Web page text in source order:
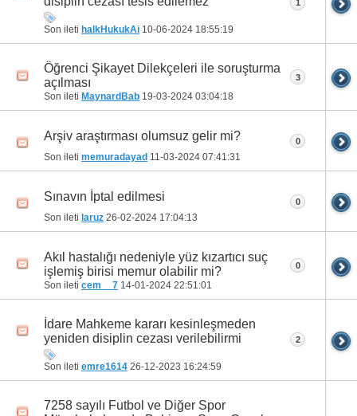
Son ileti halkHukukAi 10-06-2024 18:55:19
1
Öğrenci Şikayet Dilekçeleri ile soruşturma
açılması
Son ileti MaynardBab 19-03-2024 03:04:18
3
Arşiv araştırması olumsuz gelir mi?
Son ileti memuradayad 11-03-2024 07:41:31
0
Sınavın İptal edilmesi
Son ileti laruz 26-02-2024 17:04:13
0
Akıl hastalığı nedeniyle yüz kızartıcı suç
işlemiş birisi memur olabilir mi?
Son ileti cem__7 14-01-2024 22:51:01
0
İdare Mahkeme kararı kesinleşmeden
yeniden disiplin cezası verilebilirmi
Son ileti emre1614 26-12-2023 16:24:59
2
7258 sayılı Futbol ve Diğer Spor